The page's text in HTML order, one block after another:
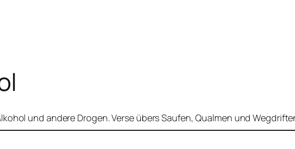
und andere Drogen. Verse übers Saufen, Qualmen und